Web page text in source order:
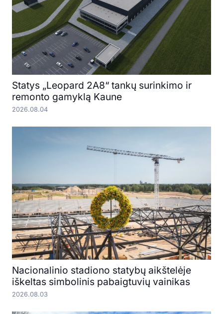
Statys „Leopard 2A8“ tankų surinkimo ir
remonto gamyklą Kaune
2026.08.04
Nacionalinio stadiono statybų aikštelėje
iškeltas simbolinis pabaigtuvių vainikas
2026.08.03